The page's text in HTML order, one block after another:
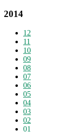
2014
12
11
10
09
08
07
06
05
04
03
02
01